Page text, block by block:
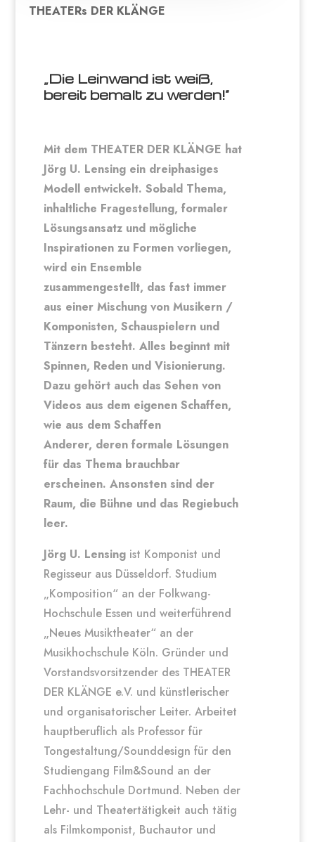
THEATERs DER KLÄNGE
„Die Leinwand ist weiß,
bereit bemalt zu werden!“
Mit dem THEATER DER KLÄNGE hat
Jörg U. Lensing ein dreiphasiges
Modell entwickelt. Sobald Thema,
inhaltliche Fragestellung, formaler
Lösungsansatz und mögliche
Inspirationen zu Formen vorliegen,
wird ein Ensemble
zusammengestellt, das fast immer
aus einer Mischung von Musikern /
Komponisten, Schauspielern und
Tänzern besteht. Alles beginnt mit
Spinnen, Reden und Visionierung.
Dazu gehört auch das Sehen von
Videos aus dem eigenen Schaffen,
wie aus dem Schaffen
Anderer, deren formale Lösungen
für das Thema brauchbar
erscheinen. Ansonsten sind der
Raum, die Bühne und das Regiebuch
leer.
Jörg U. Lensing ist Komponist und
Regisseur aus Düsseldorf. Studium
„Komposition“ an der Folkwang-
Hochschule Essen und weiterführend
„Neues Musiktheater“ an der
Musikhochschule Köln. Gründer und
Vorstandsvorsitzender des THEATER
DER KLÄNGE e.V. und künstlerischer
und organisatorischer Leiter. Arbeitet
hauptberuflich als Professor für
Tongestaltung/Sounddesign für den
Studiengang Film&Sound an der
Fachhochschule Dortmund. Neben der
Lehr- und Theatertätigkeit auch tätig
als Filmkomponist, Buchautor und